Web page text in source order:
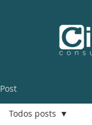
Post
Todos posts